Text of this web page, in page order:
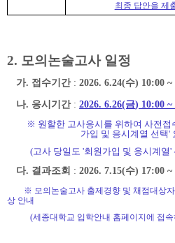
최종 답안을 제
2. 모의논술고사 일정
가. 접수기간 :2026. 6.24(수) 10:00
나. 응시기간 :2026. 6.26(금) 10:00
※ 원할한 고사응시를 위하여 사전접
가입 및 응시계열 선택'
(고사 당일도 '회원가입 및 응시계열'
다. 결과조회 :2026. 7.15(수) 17:00 ~
※ 모의논술고사 출제경향 및 채점대상
상 안내
(세종대학교 입학안내 홈페이지에 접속